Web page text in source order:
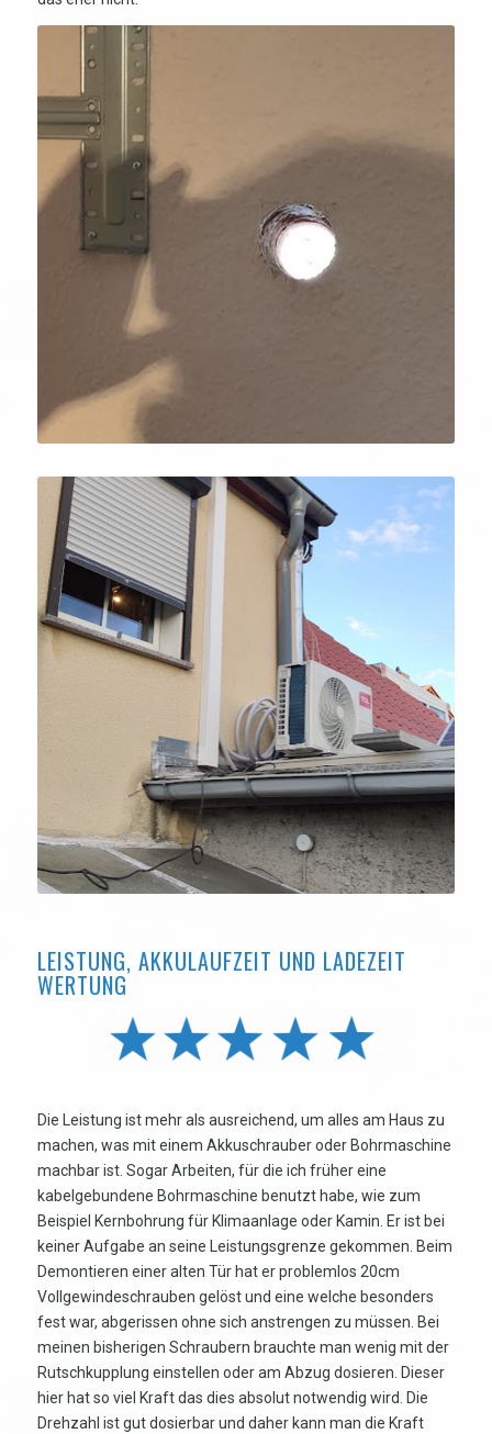
LEISTUNG, AKKULAUFZEIT UND LADEZEIT
WERTUNG
Die Leistung ist mehr als ausreichend, um alles am Haus zu
machen, was mit einem Akkuschrauber oder Bohrmaschine
machbar ist. Sogar Arbeiten, für die ich früher eine
kabelgebundene Bohrmaschine benutzt habe, wie zum
Beispiel Kernbohrung für Klimaanlage oder Kamin. Er ist bei
keiner Aufgabe an seine Leistungsgrenze gekommen. Beim
Demontieren einer alten Tür hat er problemlos 20cm
Vollgewindeschrauben gelöst und eine welche besonders
fest war, abgerissen ohne sich anstrengen zu müssen. Bei
meinen bisherigen Schraubern brauchte man wenig mit der
Rutschkupplung einstellen oder am Abzug dosieren. Dieser
hier hat so viel Kraft das dies absolut notwendig wird. Die
Drehzahl ist gut dosierbar und daher kann man die Kraft